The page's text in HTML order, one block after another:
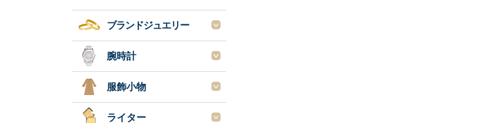
ブランドジュエリー
腕時計
服飾小物
ライター